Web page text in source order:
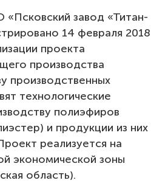
завод «Титан-
14 февраля 2018
проекта
производства
производственных
технологические
полиэфиров
и продукции из них
реализуется на
экономической зоны
область).